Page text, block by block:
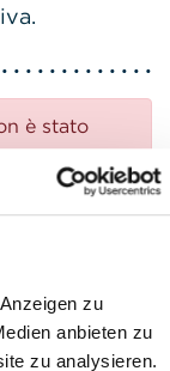
zu
anbieten zu
zu analysieren.
è stato